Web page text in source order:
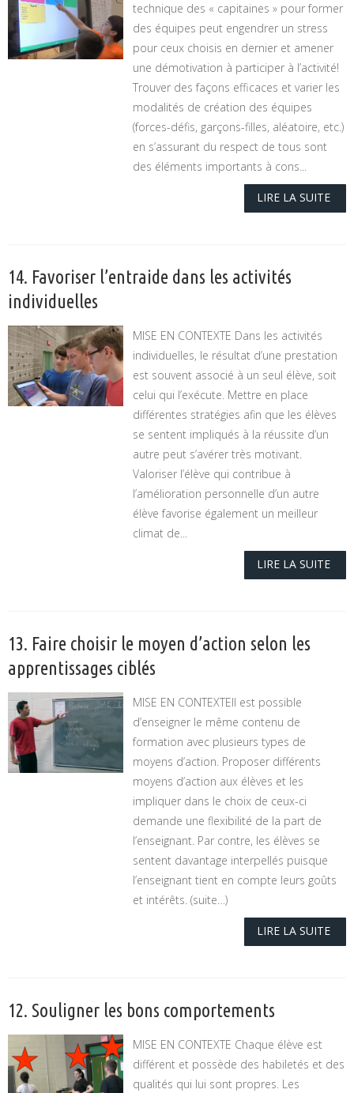
technique des « capitaines » pour former
des équipes peut engendrer un stress
pour ceux choisis en dernier et amener
une démotivation à participer à l’activité!
Trouver des façons efficaces et varier les
modalités de création des équipes
(forces-défis, garçons-filles, aléatoire, etc.)
en s’assurant du respect de tous sont
des éléments importants à cons...
LIRE LA SUITE
14. Favoriser l’entraide dans les activités
individuelles
MISE EN CONTEXTE Dans les activités
individuelles, le résultat d’une prestation
est souvent associé à un seul élève, soit
celui qui l’exécute. Mettre en place
différentes stratégies afin que les élèves
se sentent impliqués à la réussite d’un
autre peut s’avérer très motivant.
Valoriser l’élève qui contribue à
l’amélioration personnelle d’un autre
élève favorise également un meilleur
climat de...
LIRE LA SUITE
13. Faire choisir le moyen d’action selon les
apprentissages ciblés
MISE EN CONTEXTEIl est possible
d’enseigner le même contenu de
formation avec plusieurs types de
moyens d’action. Proposer différents
moyens d’action aux élèves et les
impliquer dans le choix de ceux-ci
demande une flexibilité de la part de
l’enseignant. Par contre, les élèves se
sentent davantage interpellés puisque
l’enseignant tient en compte leurs goûts
et intérêts. (suite…)
LIRE LA SUITE
12. Souligner les bons comportements
MISE EN CONTEXTE Chaque élève est
différent et possède des habiletés et des
qualités qui lui sont propres. Les